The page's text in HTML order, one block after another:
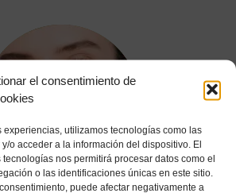
el consentimiento de
experiencias, utilizamos tecnologías como las
o acceder a la información del dispositivo. El
nos permitirá procesar datos como el
o las identificaciones únicas en este sitio.
puede afectar negativamente a